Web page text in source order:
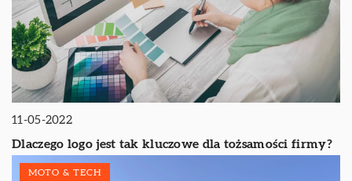
11-05-2022
Dlaczego logo jest tak kluczowe dla tożsamości firmy?
MOTO & TECH